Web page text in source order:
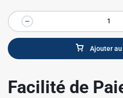
Ajouter
Facilité de